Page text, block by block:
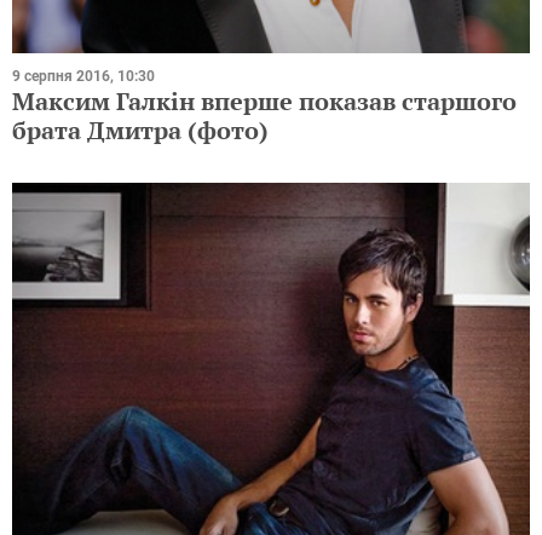
9 серпня 2016, 10:30
Максим Галкін вперше показав старшого
брата Дмитра (фото)